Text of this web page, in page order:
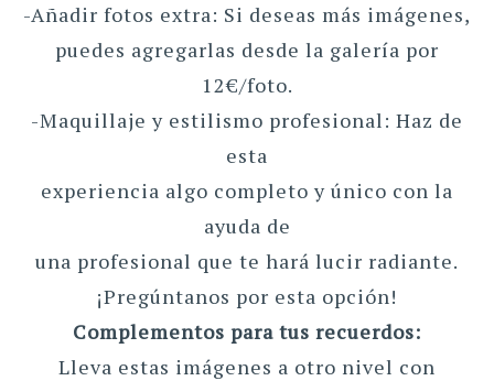
-Añadir fotos extra: Si deseas más imágenes,
puedes agregarlas desde la galería por
12€/foto.
-Maquillaje y estilismo profesional: Haz de
esta
experiencia algo completo y único con la
ayuda de
una profesional que te hará lucir radiante.
¡Pregúntanos por esta opción!
Complementos para tus recuerdos:
Lleva estas imágenes a otro nivel con